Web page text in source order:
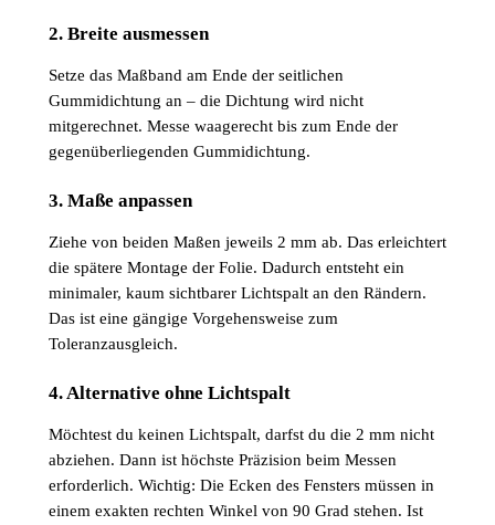
2. Breite ausmessen
Setze das Maßband am Ende der seitlichen
Gummidichtung an – die Dichtung wird nicht
mitgerechnet. Messe waagerecht bis zum Ende der
gegenüberliegenden Gummidichtung.
3. Maße anpassen
Ziehe von beiden Maßen jeweils 2 mm ab. Das erleichtert
die spätere Montage der Folie. Dadurch entsteht ein
minimaler, kaum sichtbarer Lichtspalt an den Rändern.
Das ist eine gängige Vorgehensweise zum
Toleranzausgleich.
4. Alternative ohne Lichtspalt
Möchtest du keinen Lichtspalt, darfst du die 2 mm nicht
abziehen. Dann ist höchste Präzision beim Messen
erforderlich. Wichtig: Die Ecken des Fensters müssen in
einem exakten rechten Winkel von 90 Grad stehen. Ist